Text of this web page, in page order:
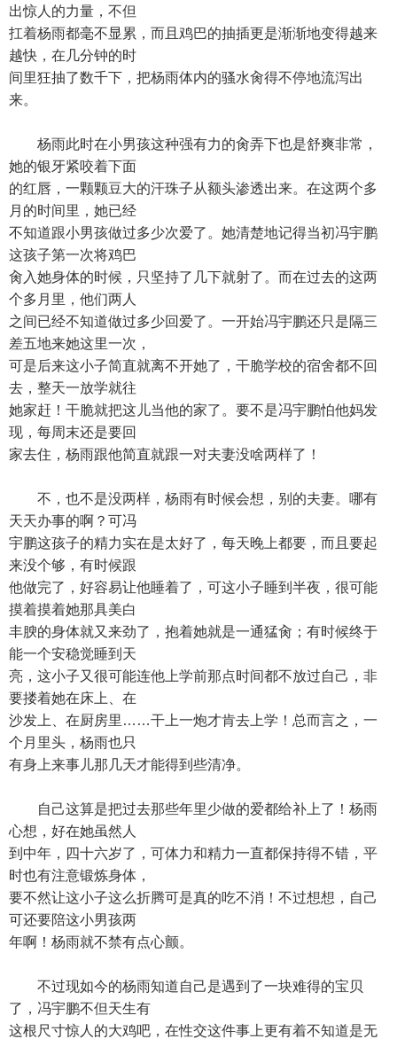
出惊人的力量，不但
扛着杨雨都毫不显累，而且鸡巴的抽插更是渐渐地变得越来
越快，在几分钟的时
间里狂抽了数千下，把杨雨体内的骚水肏得不停地流泻出
来。
杨雨此时在小男孩这种强有力的肏弄下也是舒爽非常，
她的银牙紧咬着下面
的红唇，一颗颗豆大的汗珠子从额头渗透出来。在这两个多
月的时间里，她已经
不知道跟小男孩做过多少次爱了。她清楚地记得当初冯宇鹏
这孩子第一次将鸡巴
肏入她身体的时候，只坚持了几下就射了。而在过去的这两
个多月里，他们两人
之间已经不知道做过多少回爱了。一开始冯宇鹏还只是隔三
差五地来她这里一次，
可是后来这小子简直就离不开她了，干脆学校的宿舍都不回
去，整天一放学就往
她家赶！干脆就把这儿当他的家了。要不是冯宇鹏怕他妈发
现，每周末还是要回
家去住，杨雨跟他简直就跟一对夫妻没啥两样了！
不，也不是没两样，杨雨有时候会想，别的夫妻。哪有
天天办事的啊？可冯
宇鹏这孩子的精力实在是太好了，每天晚上都要，而且要起
来没个够，有时候跟
他做完了，好容易让他睡着了，可这小子睡到半夜，很可能
摸着摸着她那具美白
丰腴的身体就又来劲了，抱着她就是一通猛肏；有时候终于
能一个安稳觉睡到天
亮，这小子又很可能连他上学前那点时间都不放过自己，非
要搂着她在床上、在
沙发上、在厨房里……干上一炮才肯去上学！总而言之，一
个月里头，杨雨也只
有身上来事儿那几天才能得到些清净。
自己这算是把过去那些年里少做的爱都给补上了！杨雨
心想，好在她虽然人
到中年，四十六岁了，可体力和精力一直都保持得不错，平
时也有注意锻炼身体，
要不然让这小子这么折腾可是真的吃不消！不过想想，自己
可还要陪这小男孩两
年啊！杨雨就不禁有点心颤。
不过现如今的杨雨知道自己是遇到了一块难得的宝贝
了，冯宇鹏不但天生有
这根尺寸惊人的大鸡吧，在性交这件事上更有着不知道是无